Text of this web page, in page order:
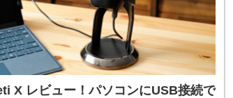
X レビュー！パソコンにUSB接続で